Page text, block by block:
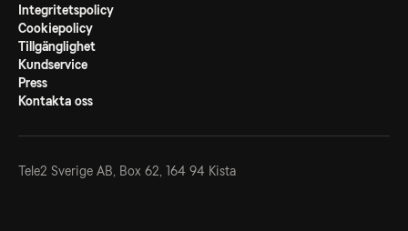
Integritetspolicy
Cookiepolicy
Tillgänglighet
Kundservice
Press
Kontakta oss
Tele2 Sverige AB, Box 62, 164 94 Kista